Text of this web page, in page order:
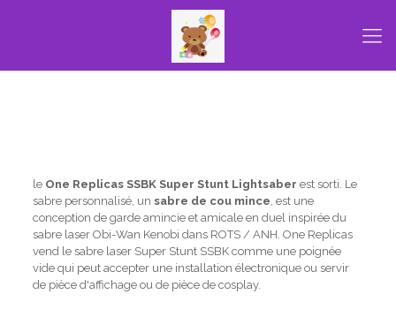
le One Replicas SSBK Super Stunt Lightsaber est sorti. Le
sabre personnalisé, un sabre de cou mince, est une
conception de garde amincie et amicale en duel inspirée du
sabre laser Obi-Wan Kenobi dans ROTS / ANH. One Replicas
vend le sabre laser Super Stunt SSBK comme une poignée
vide qui peut accepter une installation électronique ou servir
de pièce d'affichage ou de pièce de cosplay.